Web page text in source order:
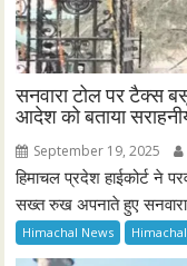
सनवारा टोल पर टैक्स
आदेश को बताया
September 19, 2025
हिमाचल प्रदेश हाईकोर्ट ने
सख्त रुख अपनाते हुए
Himachal News